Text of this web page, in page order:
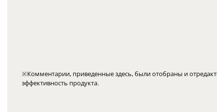
※Комментарии, приведенные здесь, были отобраны и
эффективность продукта.